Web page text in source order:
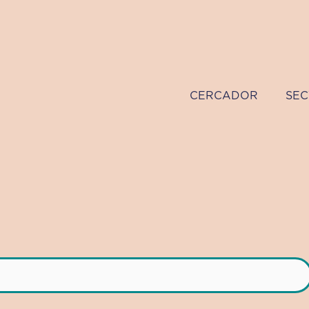
CERCADOR